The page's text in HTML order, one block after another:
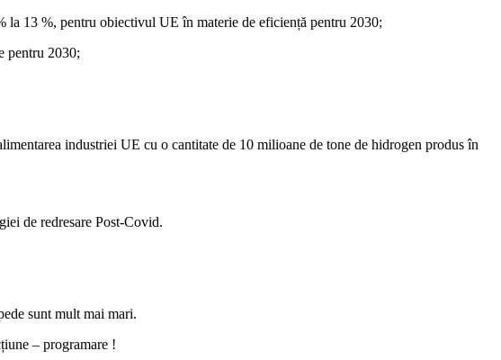
la 13 %, pentru obiectivul UE în materie de eficiență pentru 2030;
pentru 2030;
industriei UE cu o cantitate de 10 milioane de tone de hidrogen produs în
de redresare Post-Covid.
sunt mult mai mari.
– programare !